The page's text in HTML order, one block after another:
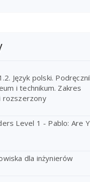
Język polski.
i technikum. Zakres
rozszerzony
Level 1 - Pablo: Are
dla inżynierów